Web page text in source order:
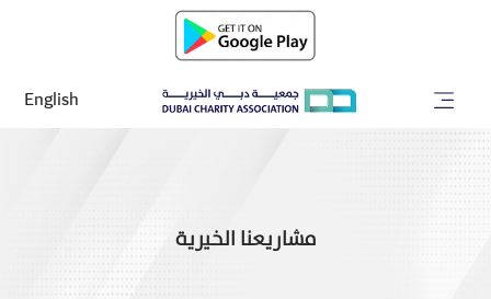
English
مشاريعنا الخيرية